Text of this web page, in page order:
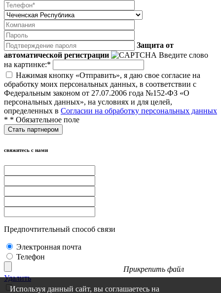
Защита от
автоматической регистрации
Введите слово
на картинке:*
Нажимая кнопку «Отправить», я даю свое согласие на
обработку моих персональных данных, в соответствии с
Федеральным законом от 27.07.2006 года №152-ФЗ «О
персональных данных», на условиях и для целей,
определенных в Согласии на обработку персональных данных
* * Обязательное поле
свяжитесь с нами
Предпочтительный способ связи
Электронная почта
Телефон
Прикрепить файл
Удалить
Используя данный сайт, вы соглашаетесь на